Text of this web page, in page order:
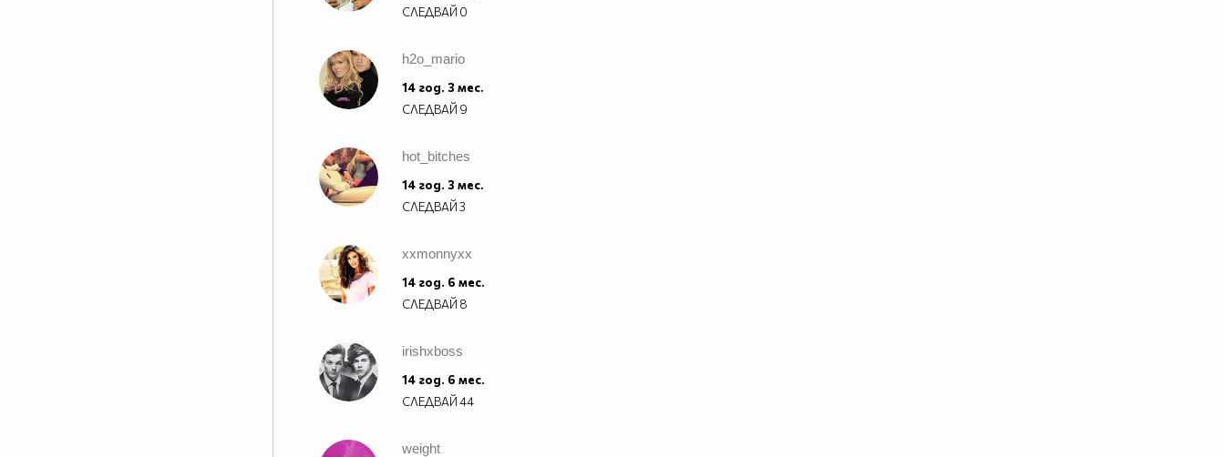
СЛЕДВАЙ 0
h2o_mario
14 год. 3 мес.
СЛЕДВАЙ 9
hot_bitches
14 год. 3 мес.
СЛЕДВАЙ3
xxmonnyxx
14 год. 6 мес.
СЛЕДВАЙ 8
irishxboss
14 год. 6 мес.
СЛЕДВАЙ44
weight